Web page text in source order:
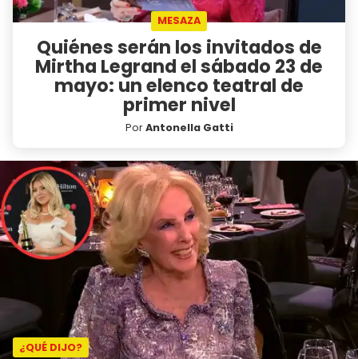
MESAZA
Quiénes serán los invitados de
Mirtha Legrand el sábado 23 de
mayo: un elenco teatral de
primer nivel
PorAntonella Gatti
¿QUÉ DIJO?